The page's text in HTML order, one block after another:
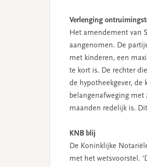
Verlenging
Het amendement van
aangenomen. De
met kinderen, een
te kort is. De rechter
de hypotheekgever, de
belangenafweging
maanden redelijk is.
KNB blij
De Koninklijke
met het wetsvoorstel.